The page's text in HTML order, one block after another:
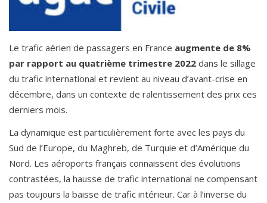
Le trafic aérien de passagers en France augmente de 8%
par rapport au quatrième trimestre 2022 dans le sillage
du trafic international et revient au niveau d’avant-crise en
décembre, dans un contexte de ralentissement des prix ces
derniers mois.
La dynamique est particulièrement forte avec les pays du
Sud de l’Europe, du Maghreb, de Turquie et d’Amérique du
Nord. Les aéroports français connaissent des évolutions
contrastées, la hausse de trafic international ne compensant
pas toujours la baisse de trafic intérieur. Car à l’inverse du